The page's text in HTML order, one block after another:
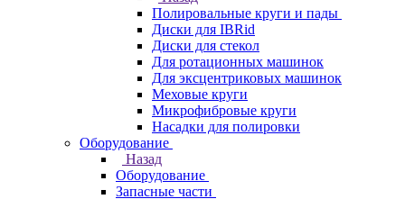
Полировальные круги и пады
Диски для IBRid
Диски для стекол
Для ротационных машинок
Для эксцентриковых машинок
Меховые круги
Микрофибровые круги
Насадки для полировки
Оборудование
Назад
Оборудование
Запасные части